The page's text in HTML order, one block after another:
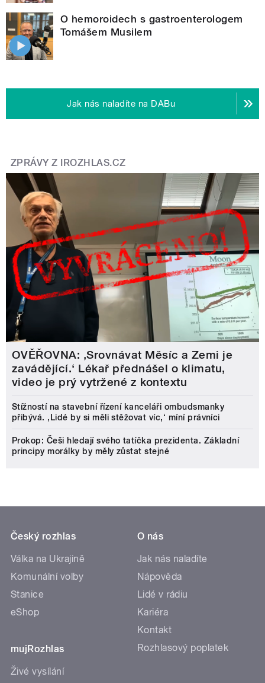
O hemoroidech s gastroenterologem
Tomášem Musilem
Jak nás naladíte na DABu
ZPRÁVY Z IROZHLAS.CZ
OVĚŘOVNA: ‚Srovnávat Měsíc a Zemi je
zavádějící.‘ Lékař přednášel o klimatu,
video je prý vytržené z kontextu
Stížností na stavební řízení kanceláři ombudsmanky
přibývá. ‚Lidé by si měli stěžovat víc,‘ míní právníci
Prokop: Češi hledají svého tatíčka prezidenta. Základní
principy morálky by měly zůstat stejné
Český rozhlas
Válka na Ukrajině
Komunální volby
Stanice
eShop
mujRozhlas
Živé vysílání
O nás
Jak nás naladíte
Nápověda
Lidé v rádiu
Kariéra
Kontakt
Rozhlasový poplatek